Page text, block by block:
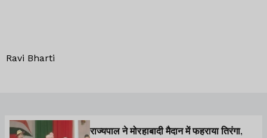
Ravi Bharti
राज्यपाल ने मोरहाबादी मैदान में फहराया तिरंगा,